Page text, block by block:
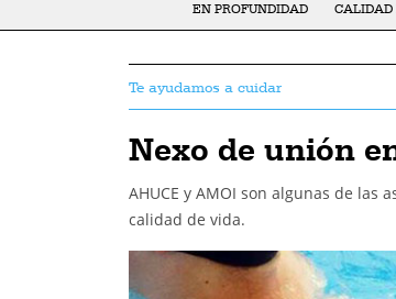
EN PROFUNDIDAD CALIDAD
Te ayudamos a cuidar
Nexo de unión
AHUCE y AMOI son algunas de
calidad de vida.